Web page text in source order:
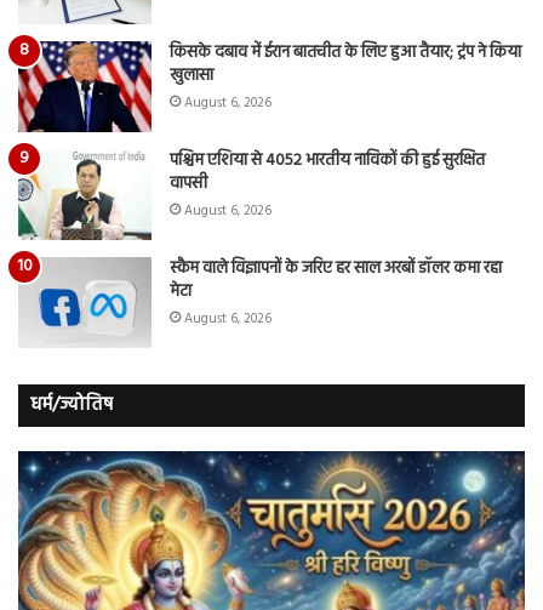
किसके दबाव में ईरान बातचीत के लिए हुआ तैयार; ट्रंप ने किया
खुलासा
August 6, 2026
पश्चिम एशिया से 4052 भारतीय नाविकों की हुई सुरक्षित
वापसी
August 6, 2026
स्कैम वाले विज्ञापनों के जरिए हर साल अरबों डॉलर कमा रहा
मेटा
August 6, 2026
धर्म/ज्योतिष